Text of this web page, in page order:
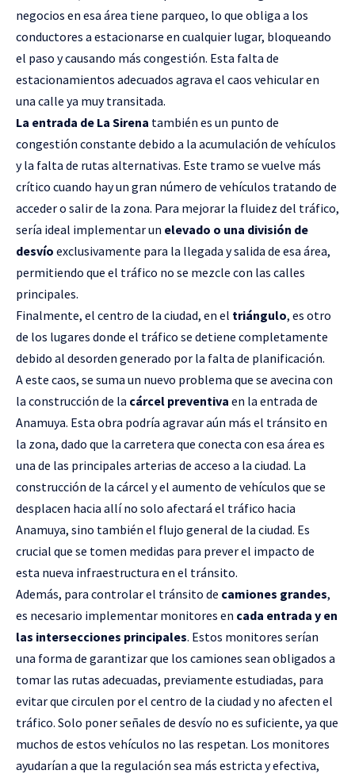
negocios en esa área tiene parqueo, lo que obliga a los
conductores a estacionarse en cualquier lugar, bloqueando
el paso y causando más congestión. Esta falta de
estacionamientos adecuados agrava el caos vehicular en
una calle ya muy transitada.
La entrada de La Sirena también es un punto de
congestión constante debido a la acumulación de vehículos
y la falta de rutas alternativas. Este tramo se vuelve más
crítico cuando hay un gran número de vehículos tratando de
acceder o salir de la zona. Para mejorar la fluidez del tráfico,
sería ideal implementar un elevado o una división de
desvío exclusivamente para la llegada y salida de esa área,
permitiendo que el tráfico no se mezcle con las calles
principales.
Finalmente, el centro de la ciudad, en el triángulo, es otro
de los lugares donde el tráfico se detiene completamente
debido al desorden generado por la falta de planificación.
A este caos, se suma un nuevo problema que se avecina con
la construcción de la cárcel preventiva en la entrada de
Anamuya. Esta obra podría agravar aún más el tránsito en
la zona, dado que la carretera que conecta con esa área es
una de las principales arterias de acceso a la ciudad. La
construcción de la cárcel y el aumento de vehículos que se
desplacen hacia allí no solo afectará el tráfico hacia
Anamuya, sino también el flujo general de la ciudad. Es
crucial que se tomen medidas para prever el impacto de
esta nueva infraestructura en el tránsito.
Además, para controlar el tránsito de camiones grandes,
es necesario implementar monitores en cada entrada y en
las intersecciones principales. Estos monitores serían
una forma de garantizar que los camiones sean obligados a
tomar las rutas adecuadas, previamente estudiadas, para
evitar que circulen por el centro de la ciudad y no afecten el
tráfico. Solo poner señales de desvío no es suficiente, ya que
muchos de estos vehículos no las respetan. Los monitores
ayudarían a que la regulación sea más estricta y efectiva,